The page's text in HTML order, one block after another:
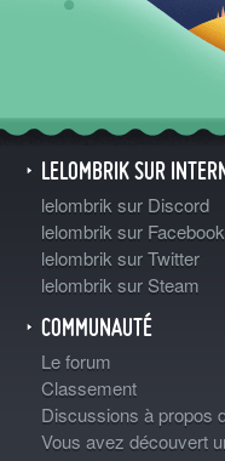
LELOMBRIK SUR
lelombrik sur Discord
lelombrik sur Facebook
lelombrik sur Twitter
lelombrik sur Steam
COMMUNAUTÉ
Le forum
Classement
Discussions à propos
Vous avez découvert